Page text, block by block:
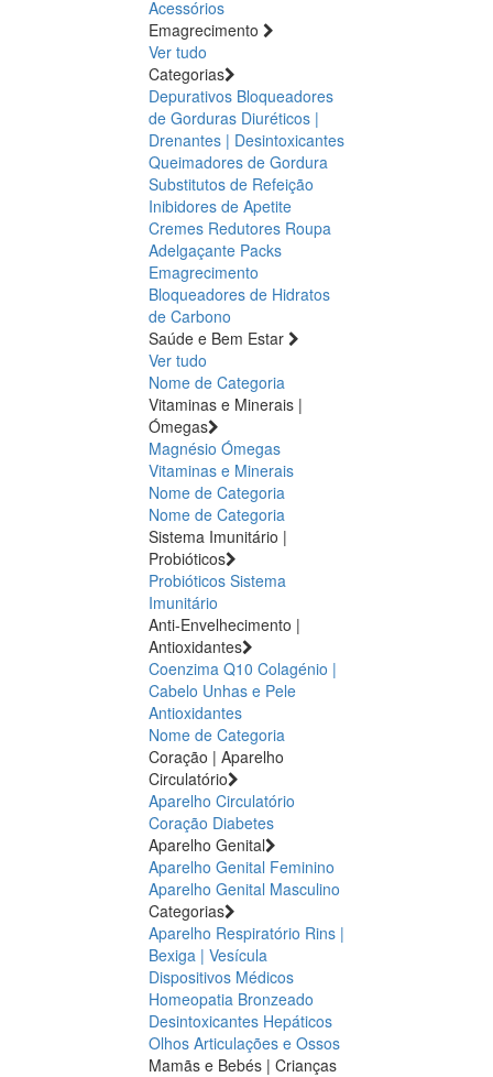
Acessórios
Emagrecimento
Ver tudo
Categorias
Depurativos Bloqueadores
de Gorduras Diuréticos |
Drenantes | Desintoxicantes
Queimadores de Gordura
Substitutos de Refeição
Inibidores de Apetite
Cremes Redutores Roupa
Adelgaçante Packs
Emagrecimento
Bloqueadores de Hidratos
de Carbono
Saúde e Bem Estar
Ver tudo
Nome de Categoria
Vitaminas e Minerais |
Ómegas
Magnésio Ómegas
Vitaminas e Minerais
Nome de Categoria
Nome de Categoria
Sistema Imunitário |
Probióticos
Probióticos Sistema
Imunitário
Anti-Envelhecimento |
Antioxidantes
Coenzima Q10 Colagénio |
Cabelo Unhas e Pele
Antioxidantes
Nome de Categoria
Coração | Aparelho
Circulatório
Aparelho Circulatório
Coração Diabetes
Aparelho Genital
Aparelho Genital Feminino
Aparelho Genital Masculino
Categorias
Aparelho Respiratório Rins |
Bexiga | Vesícula
Dispositivos Médicos
Homeopatia Bronzeado
Desintoxicantes Hepáticos
Olhos Articulações e Ossos
Mamãs e Bebés | Crianças